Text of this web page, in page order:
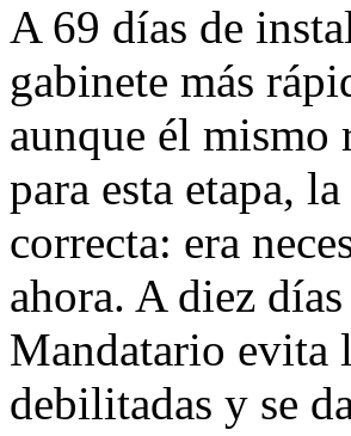
A 69 días de
gabinete más
aunque él mismo
para esta etapa,
correcta: era
ahora. A diez
Mandatario evita
debilitadas y se